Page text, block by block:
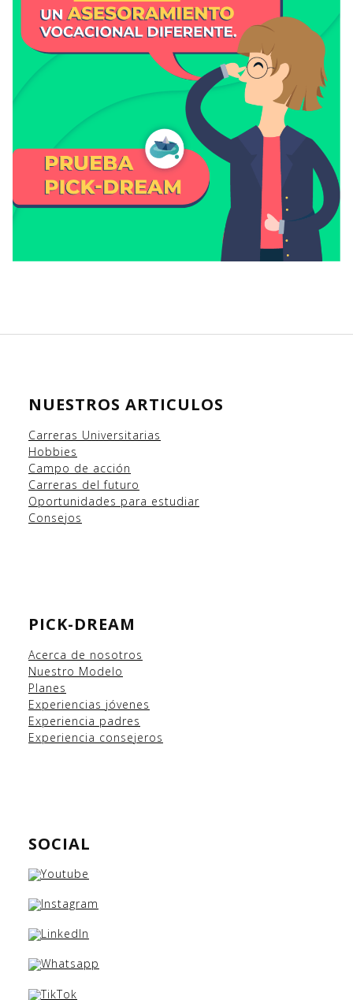
NUESTROS ARTICULOS
Carreras Universitarias
Hobbies
Campo de acción
Carreras del futuro
Oportunidades para estudiar
Consejos
PICK-DREAM
Acerca de nosotros
Nuestro Modelo
Planes
Experiencias jóvenes
Experiencia padres
Experiencia consejeros
SOCIAL